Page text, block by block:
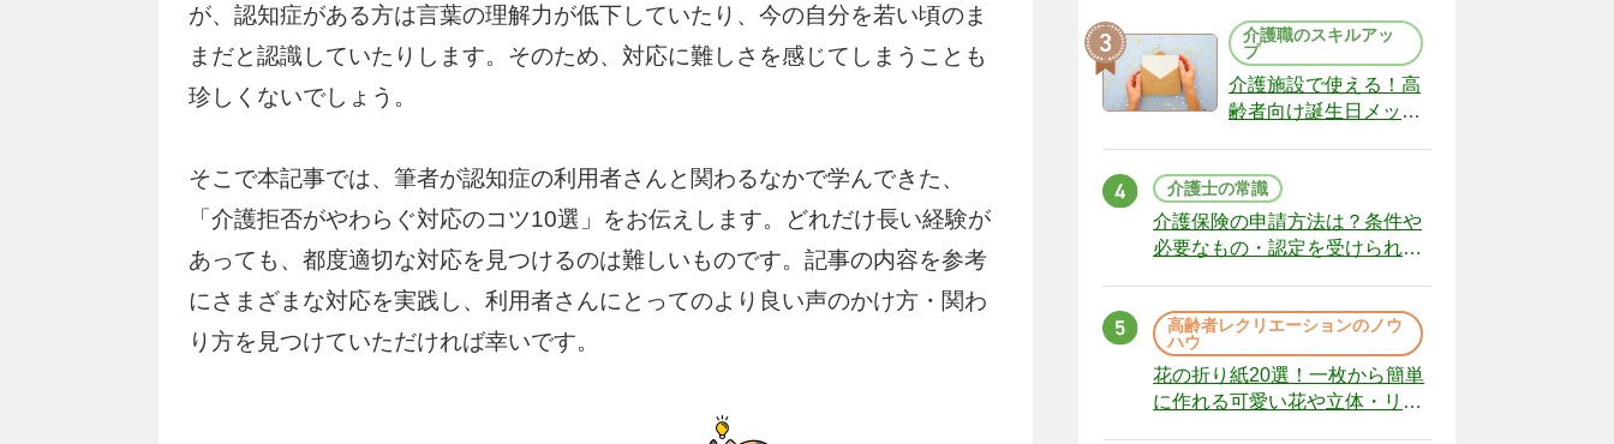
が、認知症がある方は言葉の理解力が低下していたり、今の自分を若い頃のま
まだと認識していたりします。そのため、対応に難しさを感じてしまうことも
珍しくないでしょう。
そこで本記事では、筆者が認知症の利用者さんと関わるなかで学んできた、
「介護拒否がやわらぐ対応のコツ10選」をお伝えします。どれだけ長い経験が
あっても、都度適切な対応を見つけるのは難しいものです。記事の内容を参考
にさまざまな対応を実践し、利用者さんにとってのより良い声のかけ方・関わ
り方を見つけていただければ幸いです。
介護職のスキルアッ
プ
介護施設で使える！高
齢者向け誕生日メッセ
介護士の常識
介護保険の申請方法は？条件や
必要なもの・認定を受けられな
高齢者レクリエーションのノウ
ハウ
花の折り紙20選！一枚から簡単
に作れる可愛い花や立体・リー